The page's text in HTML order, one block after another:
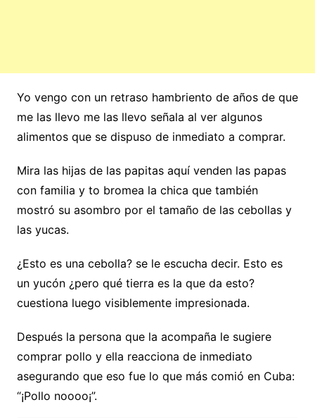
Yo vengo con un retraso hambriento de años de que
me las llevo me las llevo señala al ver algunos
alimentos que se dispuso de inmediato a comprar.
Mira las hijas de las papitas aquí venden las papas
con familia y to bromea la chica que también
mostró su asombro por el tamaño de las cebollas y
las yucas.
¿Esto es una cebolla? se le escucha decir. Esto es
un yucón ¿pero qué tierra es la que da esto?
cuestiona luego visiblemente impresionada.
Después la persona que la acompaña le sugiere
comprar pollo y ella reacciona de inmediato
asegurando que eso fue lo que más comió en Cuba:
“¡Pollo noooo¡”.